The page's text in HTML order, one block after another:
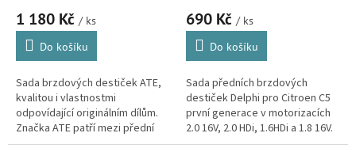
1 180 Kč / ks
Do košíku
Sada brzdových destiček ATE,
kvalitou i vlastnostmi
odpovídající originálním dílům.
Značka ATE patří mezi přední
výrobce brzdových komponent.
690 Kč / ks
Do košíku
Sada předních brzdových
destiček Delphi pro Citroen C5
první generace v motorizacích
2.0 16V, 2.0 HDi, 1.6HDi a 1.8 16V.